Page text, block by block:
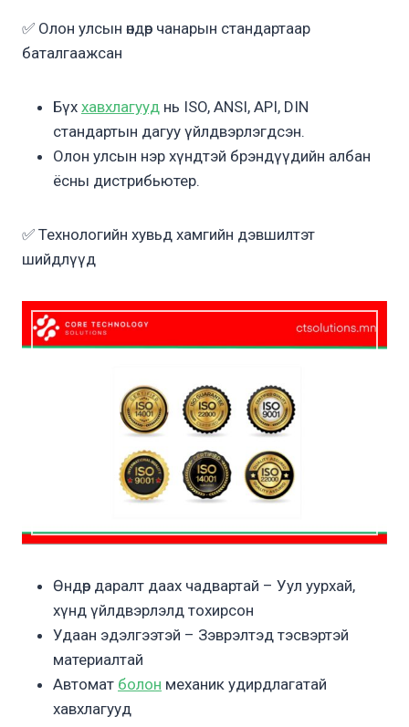
✅ Олон улсын өндөр чанарын стандартаар
баталгаажсан
Бүх хавхлагууд нь ISO, ANSI, API, DIN
стандартын дагуу үйлдвэрлэгдсэн.
Олон улсын нэр хүндтэй брэндүүдийн албан
ёсны дистрибьютер.
✅ Технологийн хувьд хамгийн дэвшилтэт
шийдлүүд
Өндөр даралт даах чадвартай – Уул уурхай,
хүнд үйлдвэрлэлд тохирсон
Удаан эдэлгээтэй – Зэврэлтэд тэсвэртэй
материалтай
Автомат болон механик удирдлагатай
хавхлагууд